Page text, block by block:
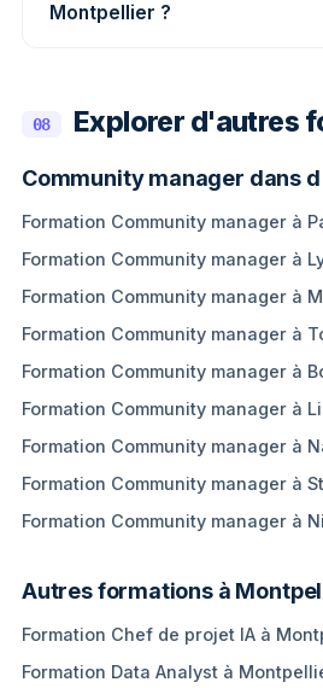
Montpellier ?
08 Explorer d'autres
Community manager dans
Formation Community manager à
Formation Community manager à
Formation Community manager à
Formation Community manager à
Formation Community manager à
Formation Community manager à
Formation Community manager à
Formation Community manager à
Formation Community manager à
Autres formations à
Formation Chef de projet IA à
Formation Data Analyst à